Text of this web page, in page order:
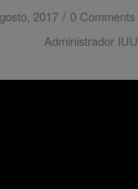
2017 / 0 Comments
Administrador IUU